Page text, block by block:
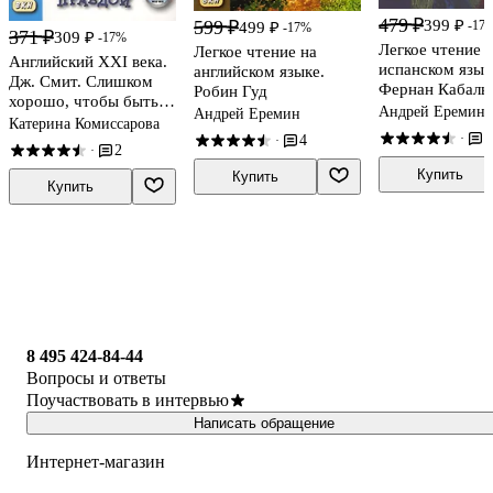
371 ₽309 ₽ -17%
Английский XXI века.
Дж. Смит. Слишком
хорошо, чтобы быть
правдой = John W.
Cmith. Too Good To Be
True
Катерина Комиссарова
· 2
Купить
599 ₽499 ₽ -17%
Легкое чтение на
английском языке.
Робин Гуд
Андрей Еремин
· 4
Купить
479 ₽399 ₽ -
Легкое чтение
испанском
Фернан
Птица правды.
Волшебные
Fernan
pajaro de la
Cuentos de
Андрей Еремин
·
Купить
8 495 424-84-44
Вопросы и ответы
Поучаствовать в интервью
Написать обращение
Интернет-магазин